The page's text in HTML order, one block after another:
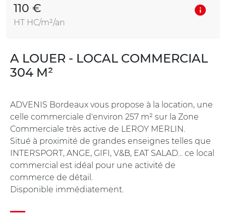
110 €
HT HC/m²/an
A LOUER - LOCAL COMMERCIAL
304 M²
ADVENIS Bordeaux vous propose à la location, une
celle commerciale d'environ 257 m² sur la Zone
Commerciale très active de LEROY MERLIN.
Situé à proximité de grandes enseignes telles que
INTERSPORT, ANGE, GIFI, V&B, EAT SALAD... ce local
commercial est idéal pour une activité de
commerce de détail.
Disponible immédiatement.